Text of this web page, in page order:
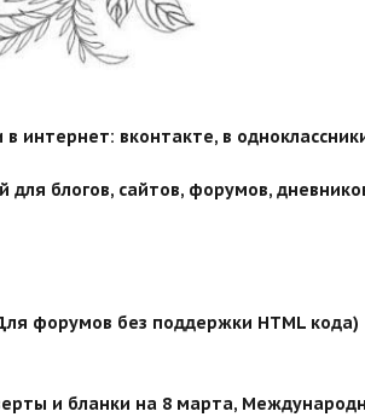
интернет: вконтакте, в
блогов, сайтов, форумов,
форумов без поддержки HTML кода)
и бланки на 8 марта,